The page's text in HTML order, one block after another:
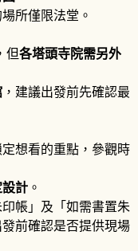
所僅限法堂。
但各塔頭寺院需另外
，建議出發前先確認最
想看的重點，參觀時
計 。
帳」及「如需書置朱
前確認是否提供現場